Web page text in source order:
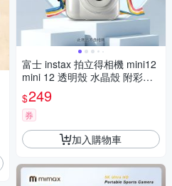
富士 instax 拍立得相機 mini12
mini 12 透明殼 水晶殼 附彩色
背繩 保護殼 保護套
$249
券
加入購物車